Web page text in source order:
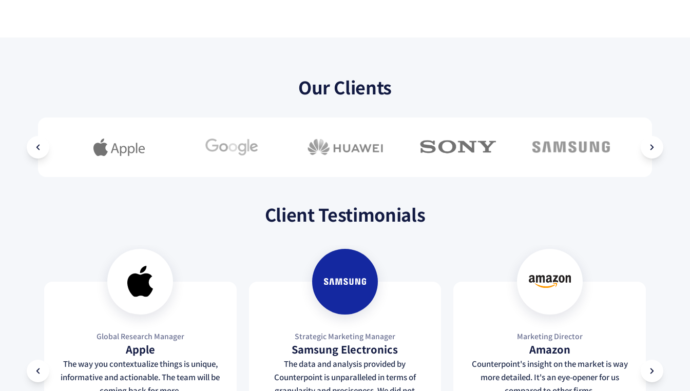
Our Clients
Client Testimonials
Global Research Manager
Apple
The way you contextualize things is unique,
informative and actionable. The team will be
Strategic Marketing Manager
Samsung Electronics
The data and analysis provided by
Counterpoint is unparalleled in terms of
Marketing Director
Amazon
Counterpoint's insight on the market is way
more detailed. It's an eye-opener for us